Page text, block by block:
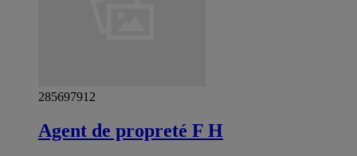
285697912
Agent de propreté F H